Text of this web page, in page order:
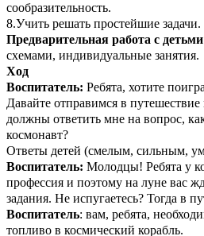
сообразительность.
8.Учить решать простейшие задачи.
Предварительная работа с
схемами, индивидуальные занятия.
Ход
Воспитатель: Ребята, хотите
Давайте отправимся в
должны ответить мне на вопрос,
космонавт?
Ответы детей (смелым, сильным,
Воспитатель: Молодцы! Ребята у
профессия и поэтому на луне вас
задания. Не испугаетесь? Тогда в
Воспитатель: вам, ребята,
топливо в космический корабль.